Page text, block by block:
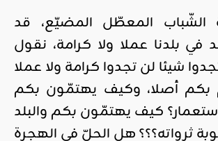
الشّباب المعطّل المضيّع، قد
في بلدنا عملا ولا كرامة، نقول
شيئا لن تجدوا كرامة ولا عملا
بكم أصلا، وكيف يهتمّون بكم
كيف يهتمّون بكم والبلد
ثرواته؟؟؟ هل الحلّ في الهجرة